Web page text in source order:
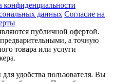
конфиденциальности
данных Согласие на
публичной офертой.
а точную
товара или услуги
удобства пользователя. Вы